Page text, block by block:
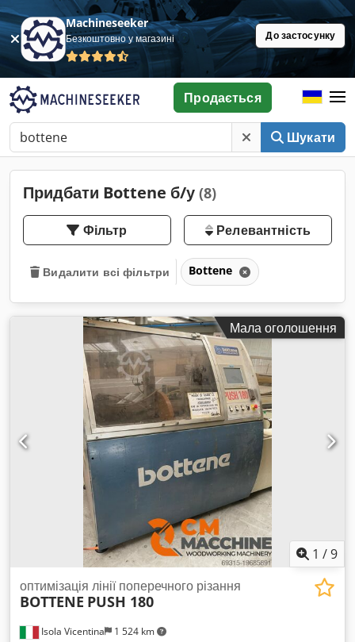
Machineseeker
Безкоштовно у магазині До застосунку
Шукати
Продається
Придбати Bottene б/у (8)
Фільтр Релевантність
Видалити всі фільтри Bottene
Мала оголошення
1 /9
Isola Vicentina 1 524 km
оптимізація лінії поперечного різання
BOTTENE PUSH 180